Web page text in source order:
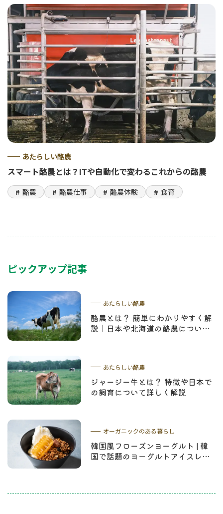
あたらしい酪農
スマート酪農とは？ITや自動化で変わるこれからの酪農
酪農 酪農仕事 酪農体験 食育
ピックアップ記事
あたらしい酪農
酪農とは？ 簡単にわかりやすく解
説｜日本や北海道の酪農について
あたらしい酪農
ジャージー牛とは？ 特徴や日本で
の飼育について詳しく解説
オーガニックのある暮らし
韓国風フローズンヨーグルト | 韓
国で話題のヨーグルトアイスレシ